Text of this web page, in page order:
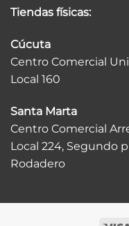
Tiendas físicas:
Cúcuta
Centro Comercial
Local 160
Santa Marta
Centro Comercial
Local 224, Segundo
Rodadero